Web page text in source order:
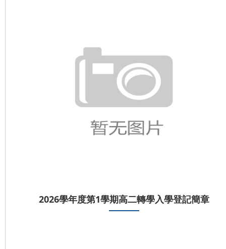
2026學年度第1學期高二轉學入學登記簡章